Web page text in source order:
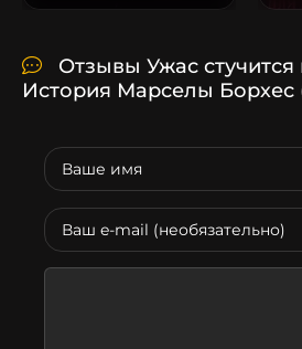
Отзывы Ужас стучится
История Марселы Борхес